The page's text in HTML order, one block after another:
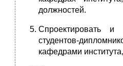
должностей.
Спроектировать
студентов-
кафедрами